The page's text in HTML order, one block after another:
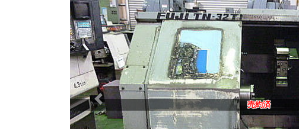
売約済
Previous